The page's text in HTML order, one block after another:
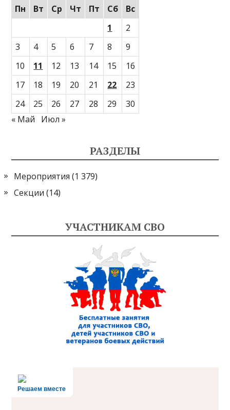
Пн Вт Ср Чт Пт Сб
Вс
1
2
3
4 5 6 7 8
9
10
11 12 13 14 15
16
17
18 19 20 21 22
23
24
25 26 27 28 29
30
« Май
Июл »
РАЗДЕЛЫ
Мероприятия (1 379)
Секции (14)
УЧАСТНИКАМ СВО
Решаем вместе